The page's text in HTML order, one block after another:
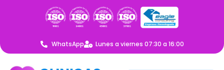
WhatsApp Lunes a viernes 07:30 a 16:00